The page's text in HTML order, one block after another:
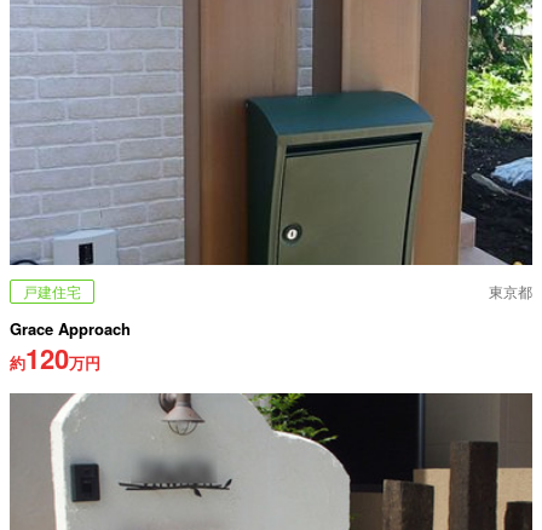
戸建住宅 東京都
Grace Approach
約120万円